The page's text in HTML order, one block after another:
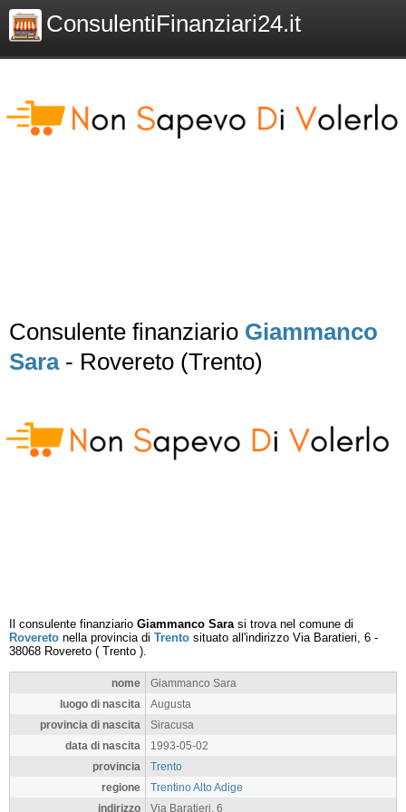
ConsulentiFinanziari24.it
Consulente finanziario Giammanco
Sara- Rovereto (Trento)
Il consulente finanziario Giammanco Sarasi trova nel comune di
Rovereto nella provincia di Trento situato all'indirizzo Via Baratieri, 6 -
38068 Rovereto ( Trento ).
nome
Giammanco Sara
luogo di nascita
Augusta
provincia di nascita
Siracusa
data di nascita
1993-05-02
provincia
Trento
regione
Trentino Alto Adige
indirizzo
Via Baratieri, 6